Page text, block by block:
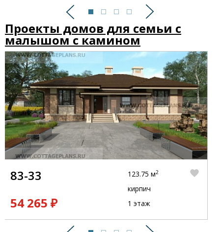
Предыдущий Следующий
Проекты домов для семьи с
малышом с камином
83-33
54 265 ₽
123.75 м2
кирпич
1 этаж